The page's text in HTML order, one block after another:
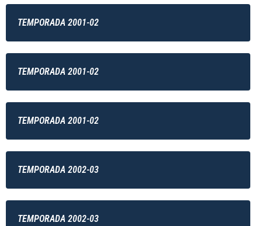
TEMPORADA 2001-02
TEMPORADA 2001-02
TEMPORADA 2001-02
TEMPORADA 2002-03
TEMPORADA 2002-03